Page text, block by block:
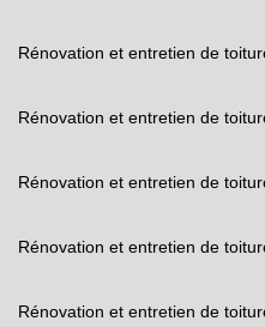
Rénovation et entretien de
Rénovation et entretien de
Rénovation et entretien de
Rénovation et entretien de
Rénovation et entretien de